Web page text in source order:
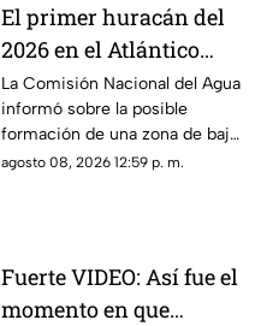
El primer huracán del
2026 en el Atlántico
podría formarse en 7
días: ¿Cuál es la
probabilidad de
desarrollo ciclónico?
La Comisión Nacional del Agua
informó sobre la posible
formación de una zona de baja
presión en el Atlántico, misma
agosto 08, 2026 12:59 p. m.
Fuerte VIDEO: Así fue el
momento en que